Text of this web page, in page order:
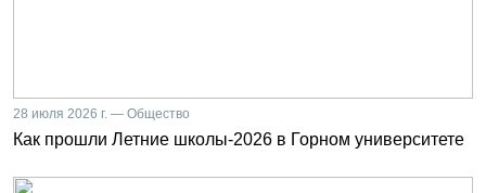
28 июля 2026 г. — Общество
Как прошли Летние школы-2026 в Горном университете